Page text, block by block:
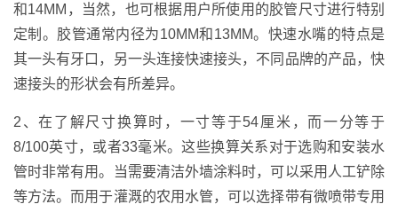
和14MM，当然，也可根据用户所使用的胶管尺寸进行特别
定制。胶管通常内径为10MM和13MM。快速水嘴的特点是
其一头有牙口，另一头连接快速接头，不同品牌的产品，快
速接头的形状会有所差异。
2、在了解尺寸换算时，一寸等于54厘米，而一分等于
8/100英寸，或者33毫米。这些换算关系对于选购和安装水
管时非常有用。当需要清洁外墙涂料时，可以采用人工铲除
等方法。而用于灌溉的农用水管，可以选择带有微喷带专用